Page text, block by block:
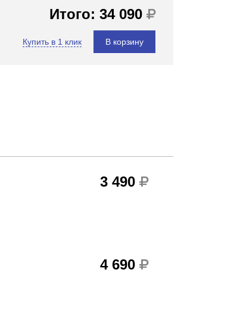
Итого: 34 090
Купить в 1 клик В корзину
3 490
4 690